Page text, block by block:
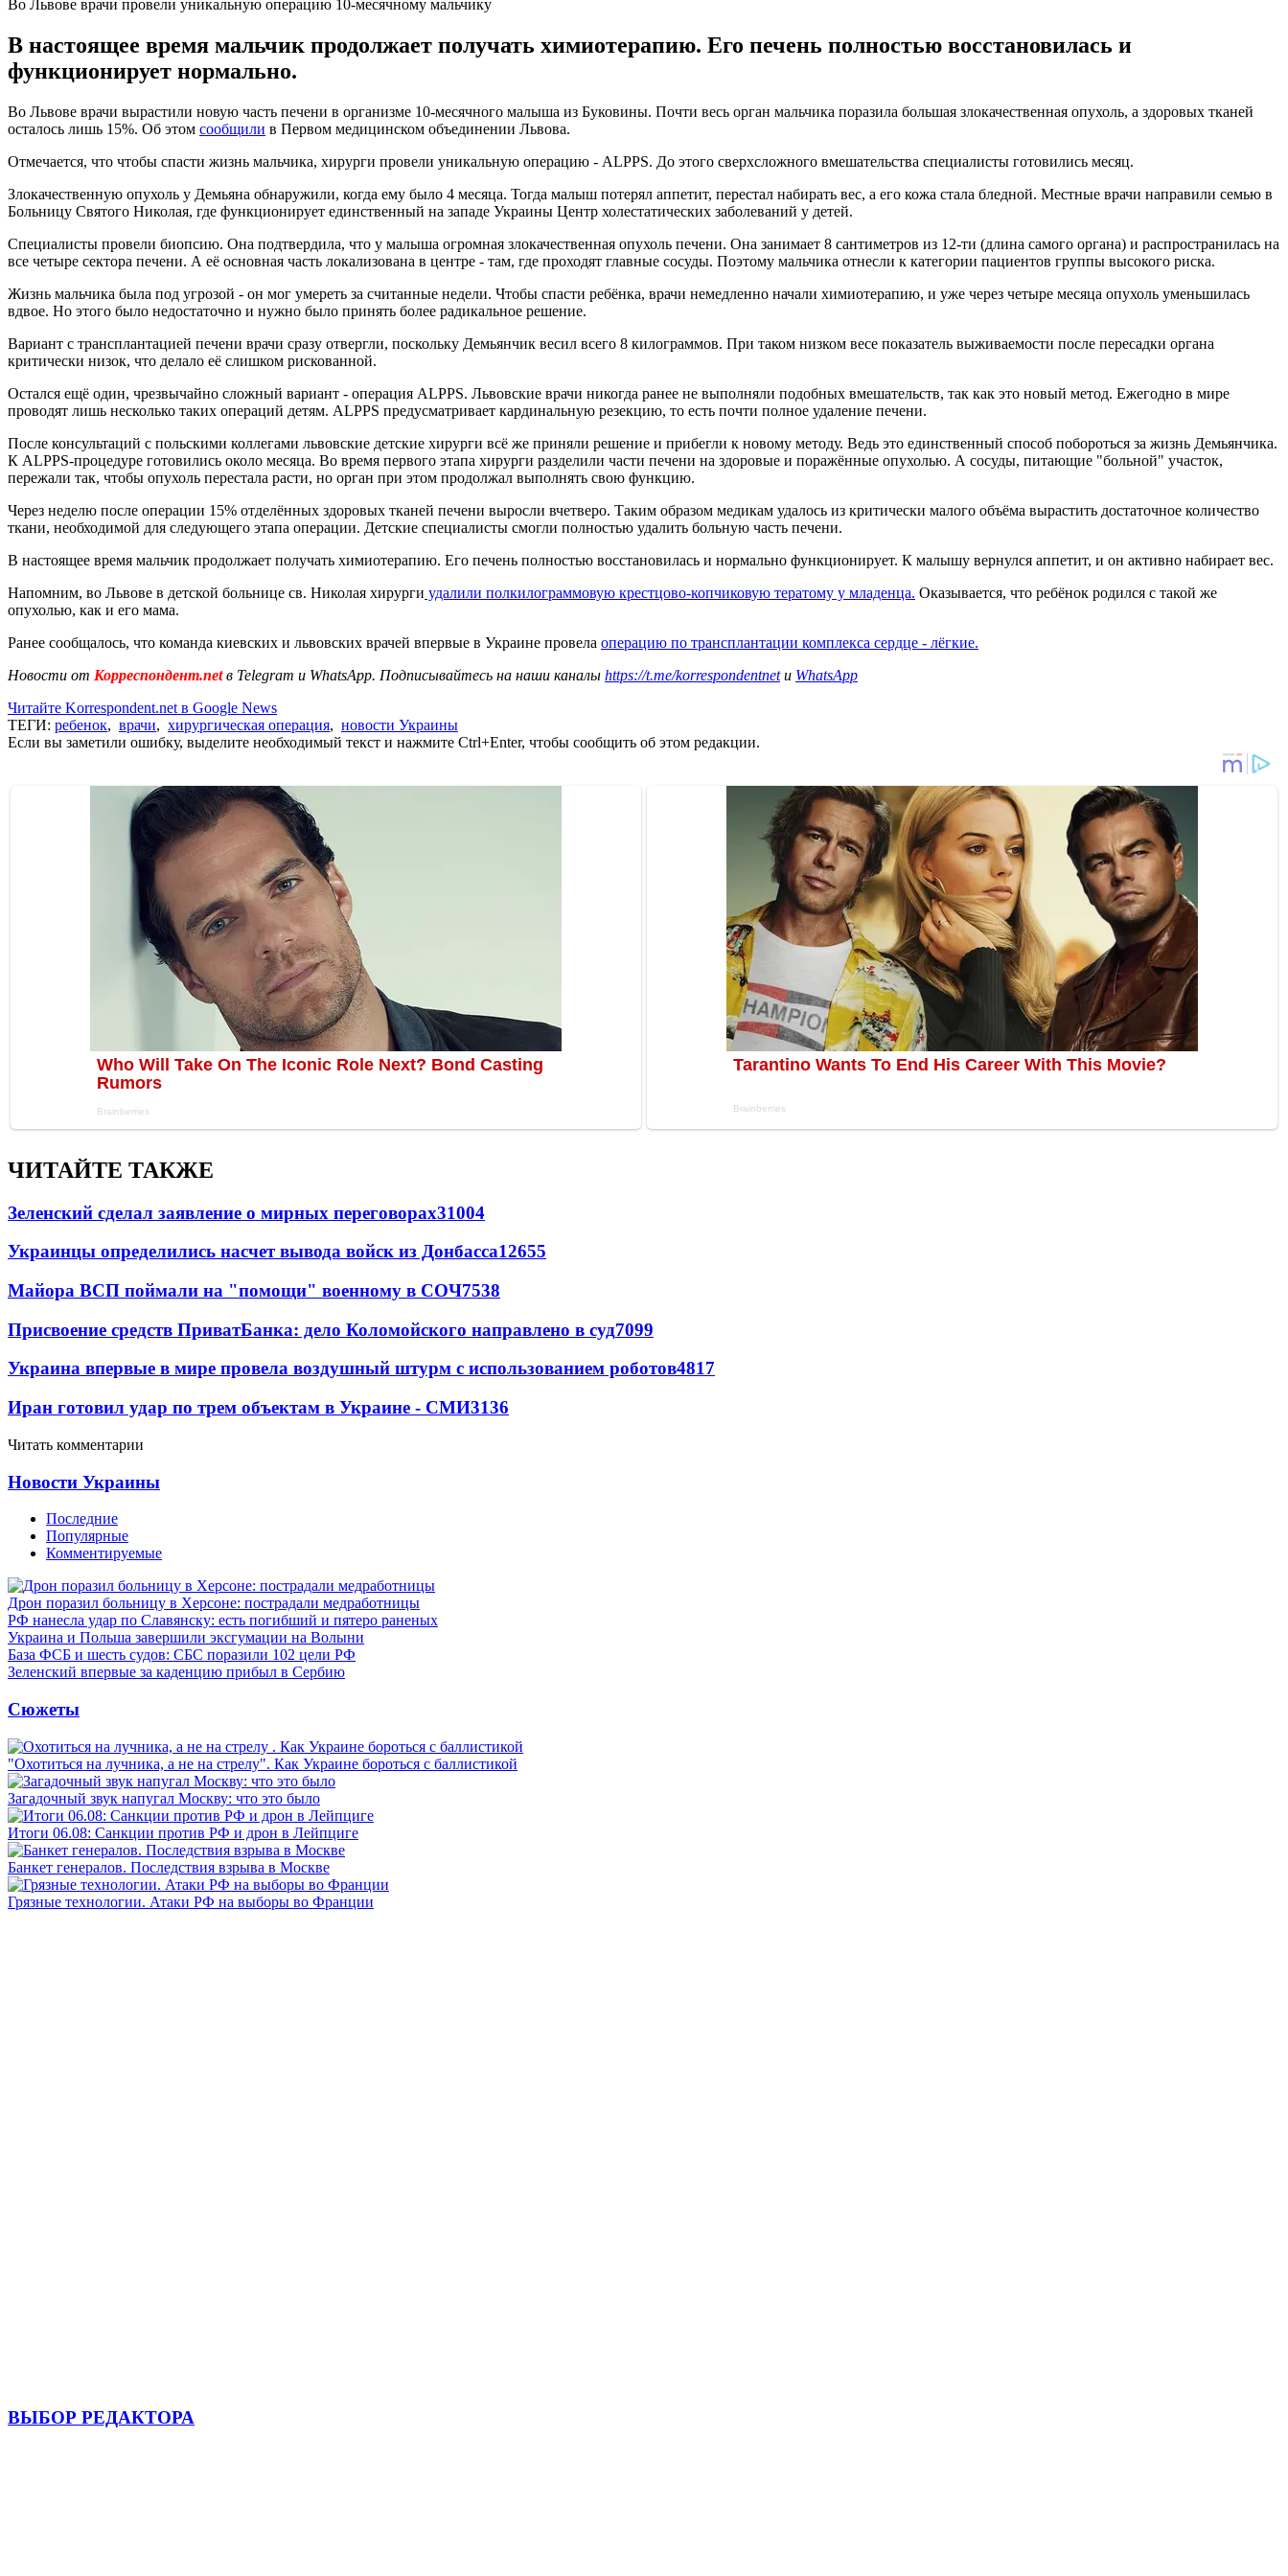
Во Львове врачи провели уникальную операцию 10-месячному мальчику
В настоящее время мальчик продолжает получать химиотерапию. Его печень полностью восстановилась и
функционирует нормально.
Во Львове врачи вырастили новую часть печени в организме 10-месячного малыша из Буковины. Почти весь орган мальчика поразила большая злокачественная опухоль, а здоровых тканей
осталось лишь 15%. Об этом сообщили в Первом медицинском объединении Львова.
Отмечается, что чтобы спасти жизнь мальчика, хирурги провели уникальную операцию - ALPPS. До этого сверхсложного вмешательства специалисты готовились месяц.
Злокачественную опухоль у Демьяна обнаружили, когда ему было 4 месяца. Тогда малыш потерял аппетит, перестал набирать вес, а его кожа стала бледной. Местные врачи направили семью в
Больницу Святого Николая, где функционирует единственный на западе Украины Центр холестатических заболеваний у детей.
Специалисты провели биопсию. Она подтвердила, что у малыша огромная злокачественная опухоль печени. Она занимает 8 сантиметров из 12-ти (длина самого органа) и распространилась на
все четыре сектора печени. А её основная часть локализована в центре - там, где проходят главные сосуды. Поэтому мальчика отнесли к категории пациентов группы высокого риска.
Жизнь мальчика была под угрозой - он мог умереть за считанные недели. Чтобы спасти ребёнка, врачи немедленно начали химиотерапию, и уже через четыре месяца опухоль уменьшилась
вдвое. Но этого было недостаточно и нужно было принять более радикальное решение.
Вариант с трансплантацией печени врачи сразу отвергли, поскольку Демьянчик весил всего 8 килограммов. При таком низком весе показатель выживаемости после пересадки органа
критически низок, что делало её слишком рискованной.
Остался ещё один, чрезвычайно сложный вариант - операция ALPPS. Львовские врачи никогда ранее не выполняли подобных вмешательств, так как это новый метод. Ежегодно в мире
проводят лишь несколько таких операций детям. ALPPS предусматривает кардинальную резекцию, то есть почти полное удаление печени.
После консультаций с польскими коллегами львовские детские хирурги всё же приняли решение и прибегли к новому методу. Ведь это единственный способ побороться за жизнь Демьянчика.
К ALPPS-процедуре готовились около месяца. Во время первого этапа хирурги разделили части печени на здоровые и поражённые опухолью. А сосуды, питающие "больной" участок,
пережали так, чтобы опухоль перестала расти, но орган при этом продолжал выполнять свою функцию.
Через неделю после операции 15% отделённых здоровых тканей печени выросли вчетверо. Таким образом медикам удалось из критически малого объёма вырастить достаточное количество
ткани, необходимой для следующего этапа операции. Детские специалисты смогли полностью удалить больную часть печени.
В настоящее время мальчик продолжает получать химиотерапию. Его печень полностью восстановилась и нормально функционирует. К малышу вернулся аппетит, и он активно набирает вес.
Напомним, во Львове в детской больнице св. Николая хирурги удалили полкилограммовую крестцово-копчиковую тератому у младенца. Оказывается, что ребёнок родился с такой же
опухолью, как и его мама.
Ранее сообщалось, что команда киевских и львовских врачей впервые в Украине провела операцию по трансплантации комплекса сердце - лёгкие.
Новости от Корреспондент.netв Telegram и WhatsApp. Подписывайтесь на наши каналы https://t.me/korrespondentnetи WhatsApp
Читайте Korrespondent.net в Google News
ТЕГИ: ребенок, врачи, хирургическая операция, новости Украины
Если вы заметили ошибку, выделите необходимый текст и нажмите Ctrl+Enter, чтобы сообщить об этом редакции.
ЧИТАЙТЕ ТАКЖЕ
Зеленский сделал заявление о мирных переговорах31004
Украинцы определились насчет вывода войск из Донбасса12655
Майора ВСП поймали на "помощи" военному в СОЧ7538
Присвоение средств ПриватБанка: дело Коломойского направлено в суд7099
Украина впервые в мире провела воздушный штурм с использованием роботов4817
Иран готовил удар по трем объектам в Украине - СМИ3136
Читать комментарии
Новости Украины
Последние
Популярные
Комментируемые
Дрон поразил больницу в Херсоне: пострадали медработницы
РФ нанесла удар по Славянску: есть погибший и пятеро раненых
Украина и Польша завершили эксгумации на Волыни
База ФСБ и шесть судов: СБС поразили 102 цели РФ
Зеленский впервые за каденцию прибыл в Сербию
Сюжеты
"Охотиться на лучника, а не на стрелу". Как Украине бороться с баллистикой
Загадочный звук напугал Москву: что это было
Итоги 06.08: Санкции против РФ и дрон в Лейпциге
Банкет генералов. Последствия взрыва в Москве
Грязные технологии. Атаки РФ на выборы во Франции
ВЫБОР РЕДАКТОРА